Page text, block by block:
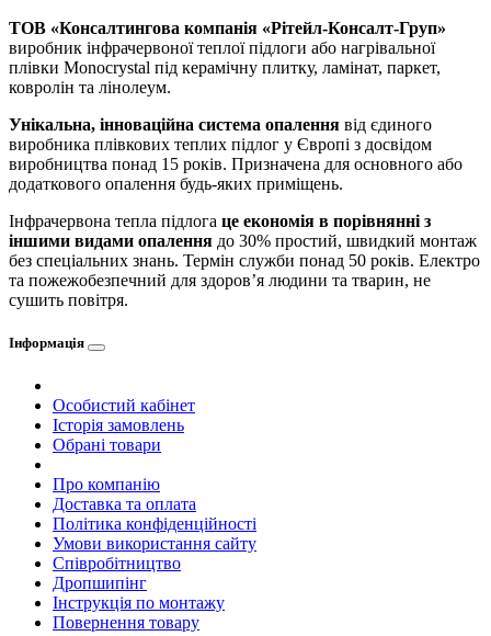
ТОВ «Консалтингова компанія «Рітейл-Консалт-Груп»
виробник інфрачервоної теплої підлоги або нагрівальної
плівки Monocrystal під керамічну плитку, ламінат, паркет,
ковролін та лінолеум.
Унікальна, інноваційна система опалення від єдиного
виробника плівкових теплих підлог у Європі з досвідом
виробництва понад 15 років. Призначена для основного або
додаткового опалення будь-яких приміщень.
Інфрачервона тепла підлога це економія в порівнянні з
іншими видами опалення до 30% простий, швидкий монтаж
без спеціальних знань. Термін служби понад 50 років. Електро
та пожежобезпечний для здоров’я людини та тварин, не
сушить повітря.
Інформація
Особистий кабінет
Історія замовлень
Обрані товари
Про компанію
Доставка та оплата
Політика конфіденційності
Умови використання сайту
Співробітництво
Дропшипінг
Інструкція по монтажу
Повернення товару